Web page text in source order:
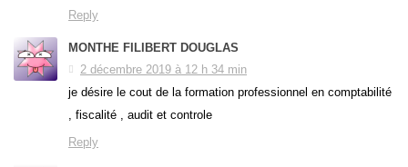
Reply
MONTHE FILIBERT DOUGLAS
2 décembre 2019 à 12 h 34 min
je désire le cout de la formation professionnel en comptabilité
, fiscalité , audit et controle
Reply